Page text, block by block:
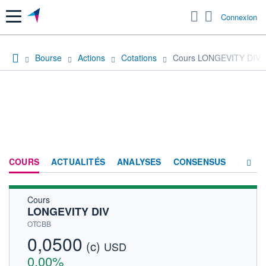
Menu Connexion
Bourse Actions Cotations Cours LONGEVITY DIV
COURS ACTUALITÉS ANALYSES CONSENSUS
Cours
LONGEVITY DIV
OTCBB
0,0500 (c) USD
0,00%